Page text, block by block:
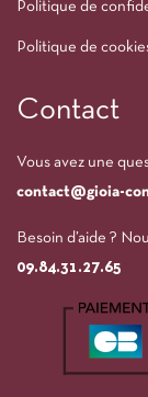
Politique de
Politique de
Contact
Vous avez une
contact@gioia-
Besoin d’aide ?
09.84.31.27.65